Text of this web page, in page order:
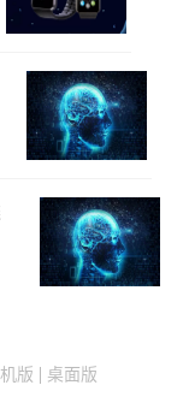
版 桌面版